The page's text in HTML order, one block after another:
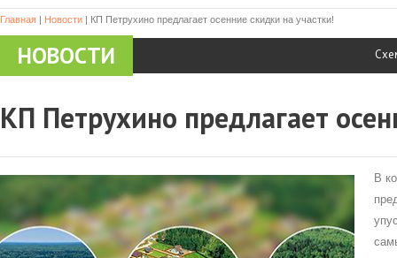
Главная | Новости | КП Петрухино предлагает осенние скидки на участки!
НОВОСТИ
КП Петрухино предлагает
В